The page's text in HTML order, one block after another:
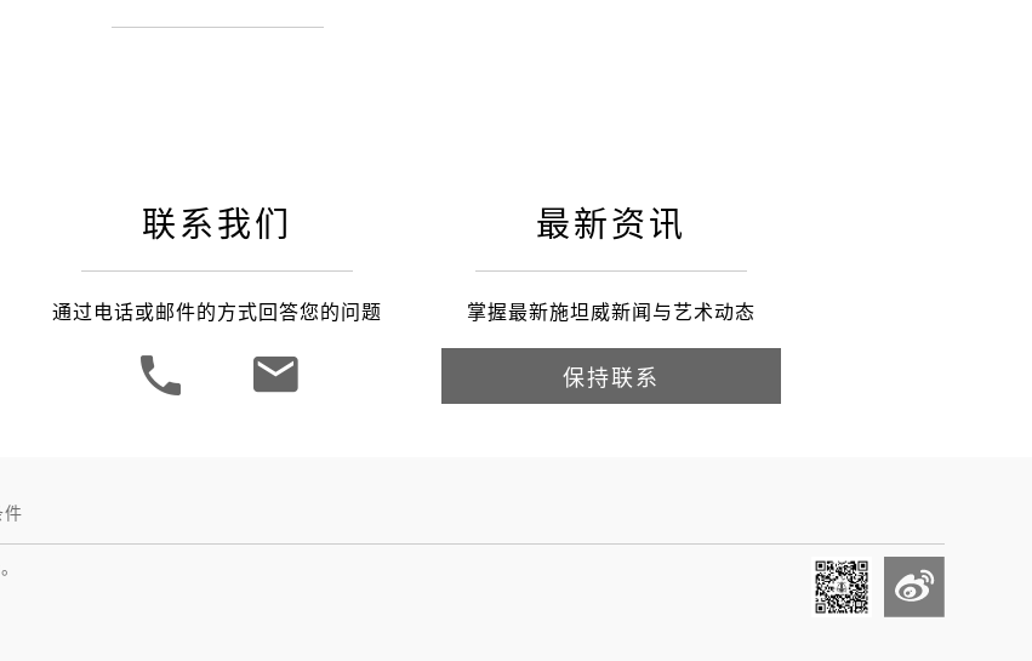
联系我们
通过电话或邮件的方式回答您的问题
最新资讯
掌握最新施坦威新闻与艺术动态
保持联系